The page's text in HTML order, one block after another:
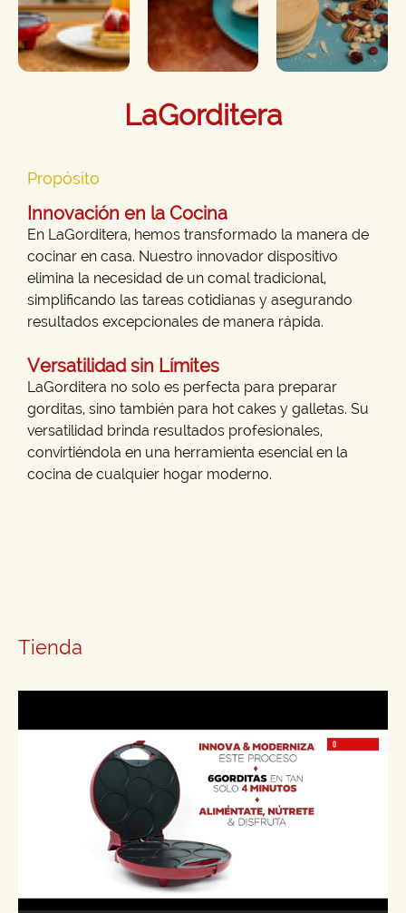
LaGorditera
Propósito
Innovación en la Cocina
En LaGorditera, hemos transformado la manera de
cocinar en casa. Nuestro innovador dispositivo
elimina la necesidad de un comal tradicional,
simplificando las tareas cotidianas y asegurando
resultados excepcionales de manera rápida.
Versatilidad sin Límites
LaGorditera no solo es perfecta para preparar
gorditas, sino también para hot cakes y galletas. Su
versatilidad brinda resultados profesionales,
convirtiéndola en una herramienta esencial en la
cocina de cualquier hogar moderno.
Tienda